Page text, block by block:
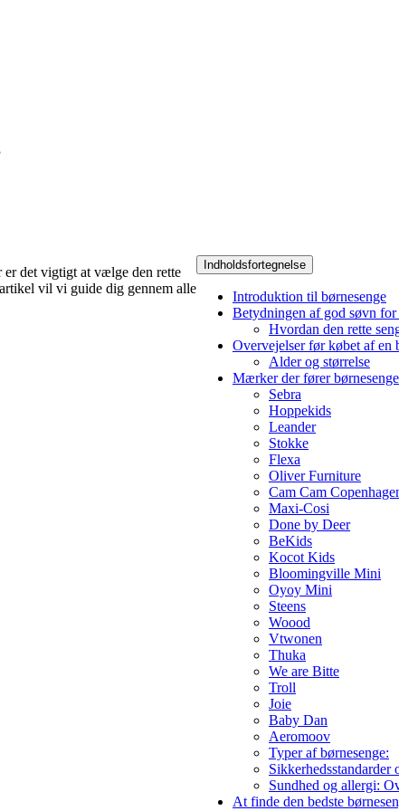
det vigtigt at vælge den rette
vil vi guide dig gennem alle
Indholdsfortegnelse
Introduktion til børnesenge
Betydningen af god søvn for
Hvordan den rette
Overvejelser før købet af en
Alder og størrelse
Mærker der fører børnesenge
Sebra
Hoppekids
Leander
Stokke
Flexa
Oliver Furniture
Cam Cam
Maxi-Cosi
Done by Deer
BeKids
Kocot Kids
Bloomingville Mini
Oyoy Mini
Steens
Woood
Vtwonen
Thuka
We are Bitte
Troll
Joie
Baby Dan
Aeromoov
Typer af børnesenge:
Sikkerhedsstandarder
Sundhed og allergi:
At finde den bedste